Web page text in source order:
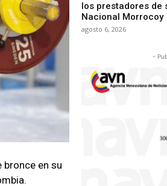
en su
los prestadores de
Nacional Morrocoy
agosto 6, 2026
-